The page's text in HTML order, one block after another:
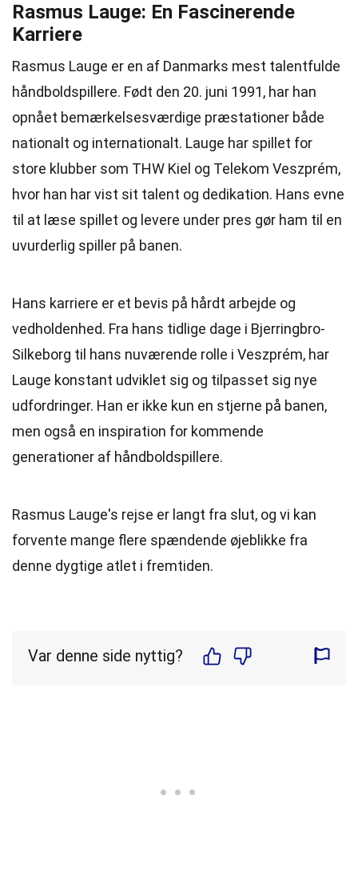
Rasmus Lauge: En Fascinerende
Karriere
Rasmus Lauge er en af Danmarks mest talentfulde
håndboldspillere. Født den 20. juni 1991, har han
opnået bemærkelsesværdige præstationer både
nationalt og internationalt. Lauge har spillet for
store klubber som THW Kiel og Telekom Veszprém,
hvor han har vist sit talent og dedikation. Hans evne
til at læse spillet og levere under pres gør ham til en
uvurderlig spiller på banen.
Hans karriere er et bevis på hårdt arbejde og
vedholdenhed. Fra hans tidlige dage i Bjerringbro-
Silkeborg til hans nuværende rolle i Veszprém, har
Lauge konstant udviklet sig og tilpasset sig nye
udfordringer. Han er ikke kun en stjerne på banen,
men også en inspiration for kommende
generationer af håndboldspillere.
Rasmus Lauge's rejse er langt fra slut, og vi kan
forvente mange flere spændende øjeblikke fra
denne dygtige atlet i fremtiden.
Var denne side nyttig?